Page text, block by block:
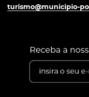
turismo@municipio-